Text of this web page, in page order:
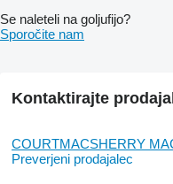
Se naleteli na goljufijo?
Sporočite nam
Kontaktirajte
COURTMACSHERRY
Preverjeni prodajalec